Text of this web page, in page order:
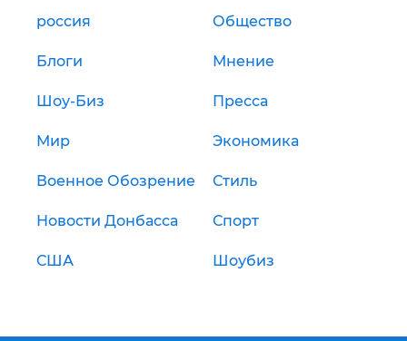
россия Общество
Блоги Мнение
Шоу-Биз Пресса
Мир Экономика
Военное Обозрение Стиль
Новости Донбасса Спорт
США Шоубиз